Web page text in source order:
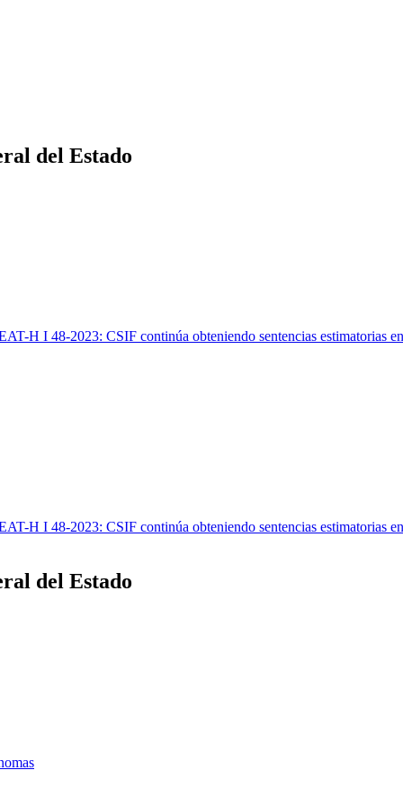
del Estado
H I 48-2023: CSIF continúa obteniendo sentencias estimatorias
H I 48-2023: CSIF continúa obteniendo sentencias estimatorias
del Estado